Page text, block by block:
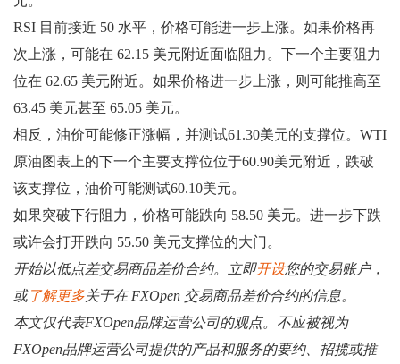
RSI 目前接近 50 水平，价格可能进一步上涨。如果价格再
次上涨，可能在 62.15 美元附近面临阻力。下一个主要阻力
位在 62.65 美元附近。如果价格进一步上涨，则可能推高至
63.45 美元甚至 65.05 美元。
相反，油价可能修正涨幅，并测试61.30美元的支撑位。WTI
原油图表上的下一个主要支撑位位于60.90美元附近，跌破
该支撑位，油价可能测试60.10美元。
如果突破下行阻力，价格可能跌向 58.50 美元。进一步下跌
或许会打开跌向 55.50 美元支撑位的大门。
开始以低点差交易商品差价合约。立即开设您的交易账户，
或了解更多关于在 FXOpen 交易商品差价合约的信息。
本文仅代表FXOpen品牌运营公司的观点。不应被视为
FXOpen品牌运营公司提供的产品和服务的要约、招揽或推